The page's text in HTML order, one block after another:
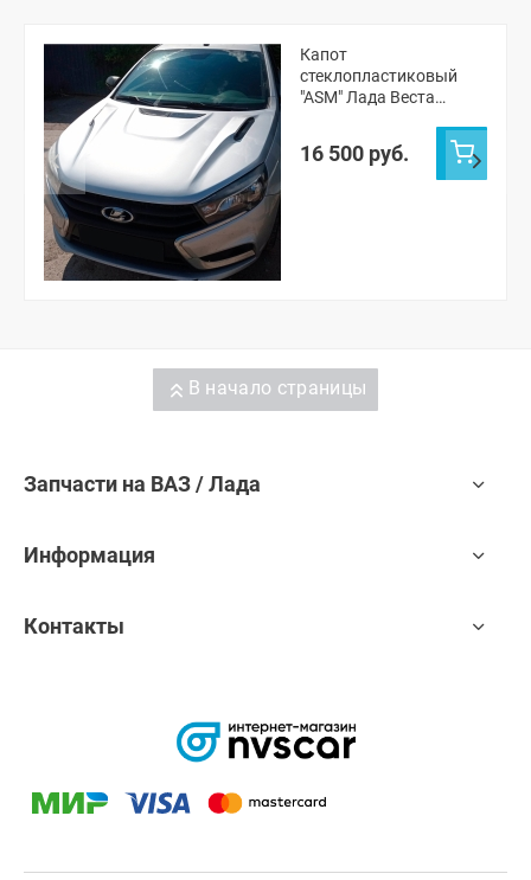
Капот
стеклопластиковый
"ASM" Лада Веста
16 500 руб.
В начало страницы
Запчасти на ВАЗ / Лада
Информация
Контакты